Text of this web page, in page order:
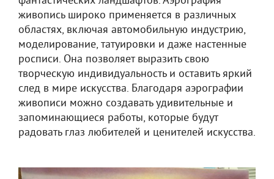
живопись широко применяется в различных
областях, включая автомобильную индустрию,
моделирование, татуировки и даже настенные
росписи. Она позволяет выразить свою
творческую индивидуальность и оставить яркий
след в мире искусства. Благодаря аэрографии
живописи можно создавать удивительные и
запоминающиеся работы, которые будут
радовать глаз любителей и ценителей искусства.